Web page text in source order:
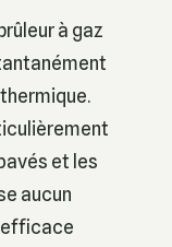
à gaz
et les
aucun
efficace